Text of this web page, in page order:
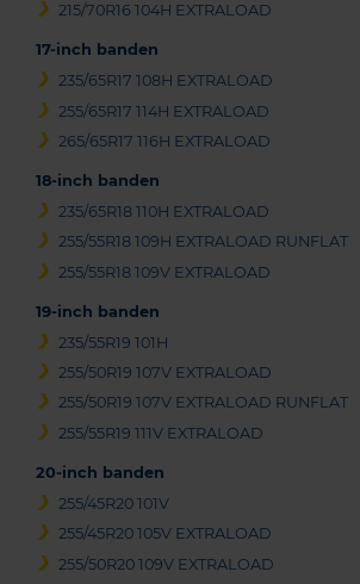
215/70R16 104H EXTRALOAD
17-inch banden
235/65R17 108H EXTRALOAD
255/65R17 114H EXTRALOAD
265/65R17 116H EXTRALOAD
18-inch banden
235/65R18 110H EXTRALOAD
255/55R18 109H EXTRALOAD RUNFLAT
255/55R18 109V EXTRALOAD
19-inch banden
235/55R19 101H
255/50R19 107V EXTRALOAD
255/50R19 107V EXTRALOAD RUNFLAT
255/55R19 111V EXTRALOAD
20-inch banden
255/45R20 101V
255/45R20 105V EXTRALOAD
255/50R20 109V EXTRALOAD